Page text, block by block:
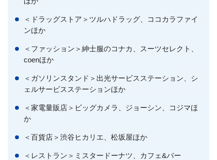
＜ドラッグストア＞ツルハドラッグ、ココカラファイ
ンほか
＜ファッション＞紳士服のコナカ、スーツセレクト、
coenほか
＜ガソリンスタンド＞出光サービスステーション、シ
ェルサービスステーションほか
＜家電量販店＞ビッグカメラ、ジョーシン、コジマほ
か
＜百貨店＞渋谷ヒカリエ、松坂屋ほか
＜レストラン＞ミスタードーナツ、カフェ&バー